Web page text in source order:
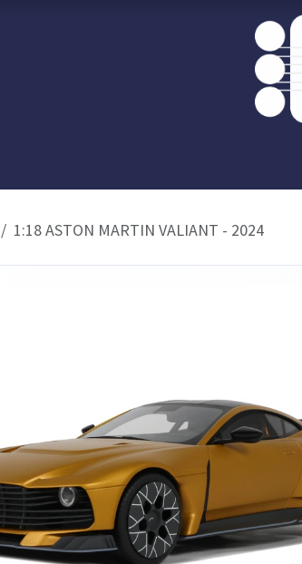
1:18 ASTON MARTIN VALIANT - 2024